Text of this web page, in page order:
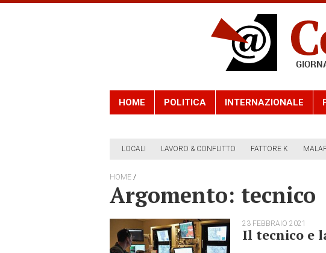
HOME POLITICA INTERNAZIONALE
LOCALI LAVORO & CONFLITTO FATTORE K
HOME /
Argomento: tecnico
23 FEBBRAIO 2021
Il tecnico e